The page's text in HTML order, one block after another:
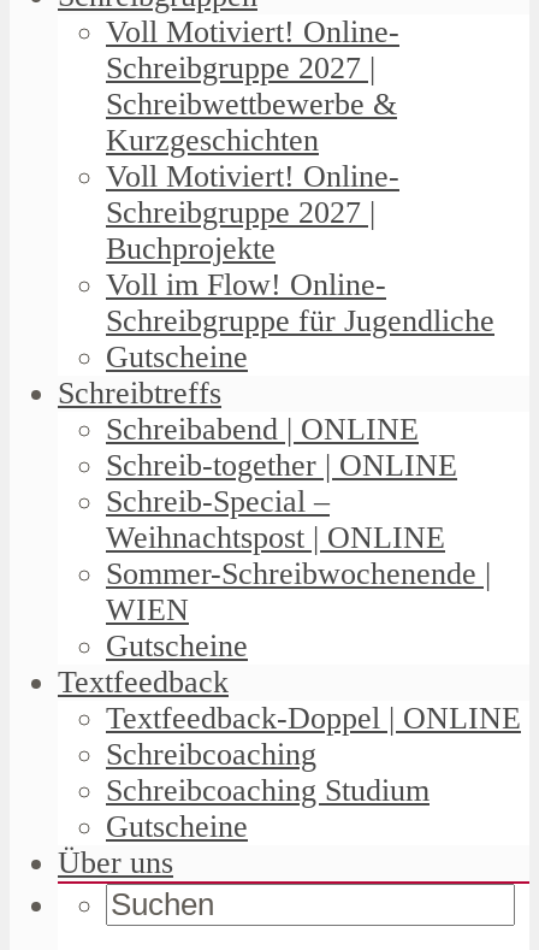
Voll Motiviert! Online-
Schreibgruppe 2027 |
Schreibwettbewerbe &
Kurzgeschichten
Voll Motiviert! Online-
Schreibgruppe 2027 |
Buchprojekte
Voll im Flow! Online-
Schreibgruppe für Jugendliche
Gutscheine
Schreibtreffs
Schreibabend | ONLINE
Schreib-together | ONLINE
Schreib-Special –
Weihnachtspost | ONLINE
Sommer-Schreibwochenende |
WIEN
Gutscheine
Textfeedback
Textfeedback-Doppel | ONLINE
Schreibcoaching
Schreibcoaching Studium
Gutscheine
Über uns